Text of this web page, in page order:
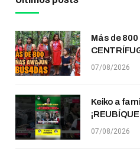
Más de
07/08/2026
Keiko a
07/08/2026